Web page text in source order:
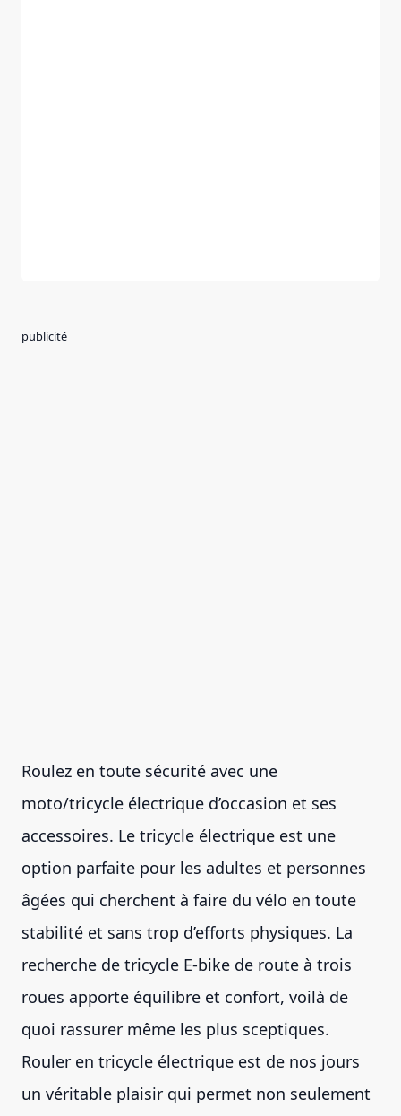
publicité
Roulez en toute sécurité avec une
moto/tricycle électrique d’occasion et ses
accessoires. Le tricycle électrique est une
option parfaite pour les adultes et personnes
âgées qui cherchent à faire du vélo en toute
stabilité et sans trop d’efforts physiques. La
recherche de tricycle E-bike de route à trois
roues apporte équilibre et confort, voilà de
quoi rassurer même les plus sceptiques.
Rouler en tricycle électrique est de nos jours
un véritable plaisir qui permet non seulement